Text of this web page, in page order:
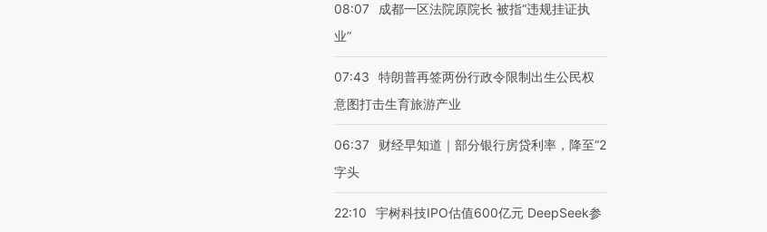
08:07
成都一区法院原院长 被指“违规挂证执
业”
07:43
特朗普再签两份行政令限制出生公民权
意图打击生育旅游产业
06:37
财经早知道｜部分银行房贷利率，降至“2
字头
22:10 宇树科技IPO估值600亿元 DeepSeek参